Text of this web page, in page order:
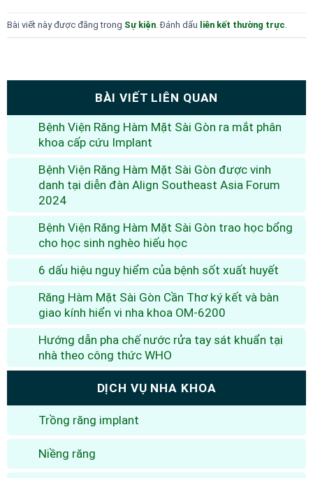
Bài viết này được đăng trong Sự kiện . Đánh dấu liên kết thường trực
BÀI VIẾT LIÊN QUAN
Bệnh Viện Răng Hàm Mặt Sài Gòn ra mắt phân
khoa cấp cứu Implant
Bệnh Viện Răng Hàm Mặt Sài Gòn được vinh
danh tại diễn đàn Align Southeast Asia Forum
2024
Bệnh Viện Răng Hàm Mặt Sài Gòn trao học bổng
cho học sinh nghèo hiếu học
6 dấu hiệu nguy hiểm của bệnh sốt xuất huyết
Răng Hàm Mặt Sài Gòn Cần Thơ ký kết và bàn
giao kính hiển vi nha khoa OM-6200
Hướng dẫn pha chế nước rửa tay sát khuẩn tại
nhà theo công thức WHO
DỊCH VỤ NHA KHOA
Trồng răng implant
Niềng răng